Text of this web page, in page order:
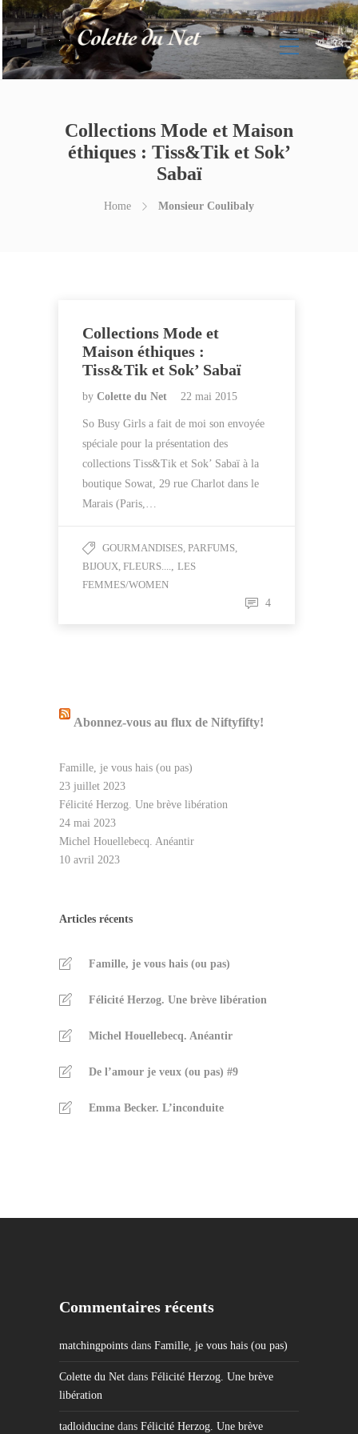
Collections Mode et Maison
éthiques : Tiss&Tik et Sok’
Sabaï
Home Monsieur Coulibaly
Collections Mode et
Maison éthiques :
Tiss&Tik et Sok’ Sabaï
by Colette du Net 22 mai 2015
So Busy Girls a fait de moi son envoyée
spéciale pour la présentation des
collections Tiss&Tik et Sok’ Sabaï à la
boutique Sowat, 29 rue Charlot dans le
Marais (Paris,…
GOURMANDISES, PARFUMS,
BIJOUX, FLEURS...., LES
FEMMES/WOMEN
4
Abonnez-vous au flux de Niftyfifty!
Famille, je vous hais (ou pas)
23 juillet 2023
Félicité Herzog. Une brève libération
24 mai 2023
Michel Houellebecq. Anéantir
10 avril 2023
Articles récents
Famille, je vous hais (ou pas)
Félicité Herzog. Une brève libération
Michel Houellebecq. Anéantir
De l’amour je veux (ou pas) #9
Emma Becker. L’inconduite
Commentaires récents
matchingpoints dans Famille, je vous hais (ou pas)
Colette du Net dans Félicité Herzog. Une brève
libération
tadloiducine dans Félicité Herzog. Une brève